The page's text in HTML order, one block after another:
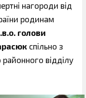
нагороди від
родинам
голови
спільно з
відділу